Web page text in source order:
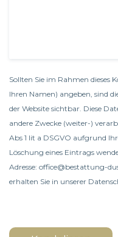
Sollten Sie im Rahmen dieses
Ihren Namen) angeben, sind
der Website sichtbar. Diese
andere Zwecke (weiter-)
Abs 1 lit a DSGVO aufgrund
Löschung eines Eintrags
Adresse: office@bestattung-
erhalten Sie in unserer